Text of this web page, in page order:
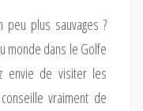
peu plus sauvages ?
monde dans le Golfe
envie de visiter les
vraiment de